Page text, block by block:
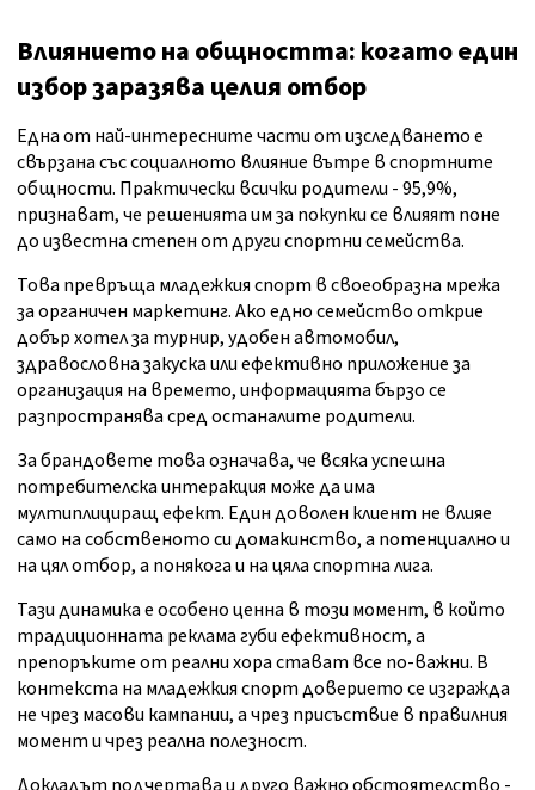
Влиянието на общността: когато един
избор заразява целия отбор
Една от най-интересните части от изследването е
свързана със социалното влияние вътре в спортните
общности. Практически всички родители - 95,9%,
признават, че решенията им за покупки се влияят поне
до известна степен от други спортни семейства.
Това превръща младежкия спорт в своеобразна мрежа
за органичен маркетинг. Ако едно семейство открие
добър хотел за турнир, удобен автомобил,
здравословна закуска или ефективно приложение за
организация на времето, информацията бързо се
разпространява сред останалите родители.
За брандовете това означава, че всяка успешна
потребителска интеракция може да има
мултиплициращ ефект. Един доволен клиент не влияе
само на собственото си домакинство, а потенциално и
на цял отбор, а понякога и на цяла спортна лига.
Тази динамика е особено ценна в този момент, в който
традиционната реклама губи ефективност, а
препоръките от реални хора стават все по-важни. В
контекста на младежкия спорт доверието се изгражда
не чрез масови кампании, а чрез присъствие в правилния
момент и чрез реална полезност.